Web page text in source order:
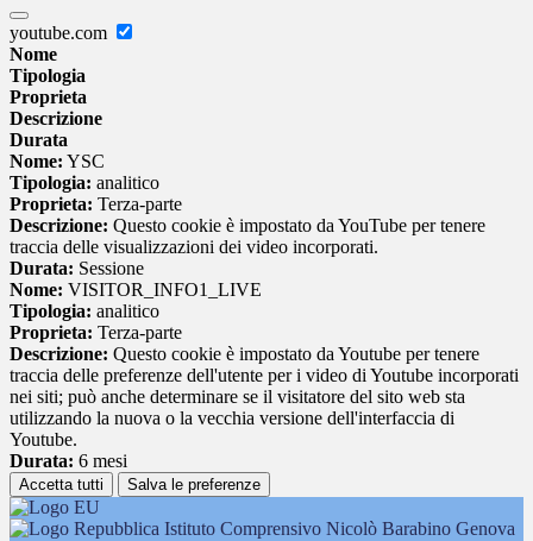
youtube.com
Nome
Tipologia
Proprieta
Descrizione
Durata
Nome: YSC
Tipologia: analitico
Proprieta: Terza-parte
Descrizione: Questo cookie è impostato da YouTube per tenere
traccia delle visualizzazioni dei video incorporati.
Durata: Sessione
Nome: VISITOR_INFO1_LIVE
Tipologia: analitico
Proprieta: Terza-parte
Descrizione: Questo cookie è impostato da Youtube per tenere
traccia delle preferenze dell'utente per i video di Youtube incorporati
nei siti; può anche determinare se il visitatore del sito web sta
utilizzando la nuova o la vecchia versione dell'interfaccia di
Youtube.
Durata: 6 mesi
Accetta tutti Salva le preferenze
Istituto Comprensivo Nicolò Barabino Genova